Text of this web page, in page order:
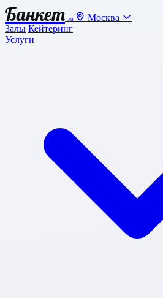
Банкет .ru
Москва
Залы Кейтеринг
Услуги